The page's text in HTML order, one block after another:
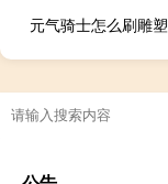
元气骑士怎么刷雕塑